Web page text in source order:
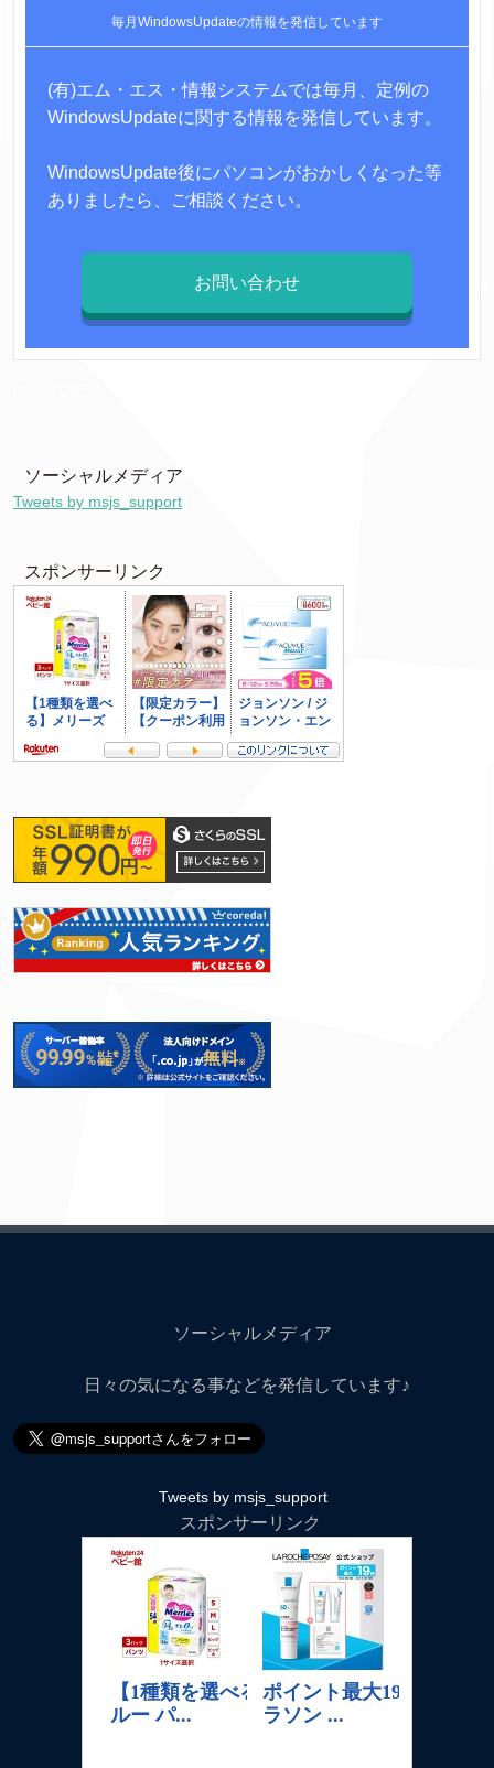
毎月WindowsUpdateの情報を発信しています
(有)エム・エス・情報システムでは毎月、定例の
WindowsUpdateに関する情報を発信しています。
WindowsUpdate後にパソコンがおかしくなった等
ありましたら、ご相談ください。
お問い合わせ
ソーシャルメディア
Tweets by msjs_support
スポンサーリンク
ソーシャルメディア
日々の気になる事などを発信しています♪
Tweets by msjs_support
スポンサーリンク